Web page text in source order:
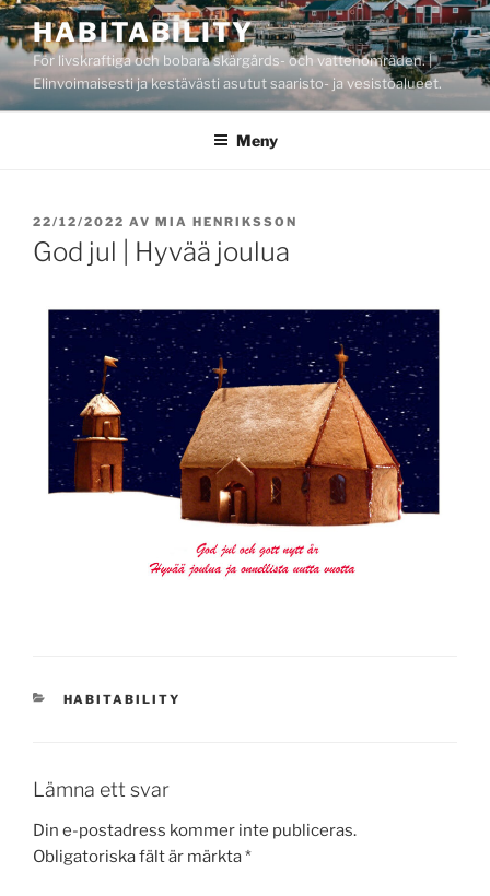
Hoppa
till
innehåll
HABITABILITY
För livskraftiga och bobara skärgårds- och vattenområden. |
Elinvoimaisesti ja kestävästi asutut saaristo- ja vesistöalueet.
Meny
PUBLICERAT
22/12/2022 AV MIA HENRIKSSON
God jul | Hyvää joulua
KATEGORIER
HABITABILITY
Lämna ett svar
Din e-postadress kommer inte publiceras.
Obligatoriska fält är märkta*